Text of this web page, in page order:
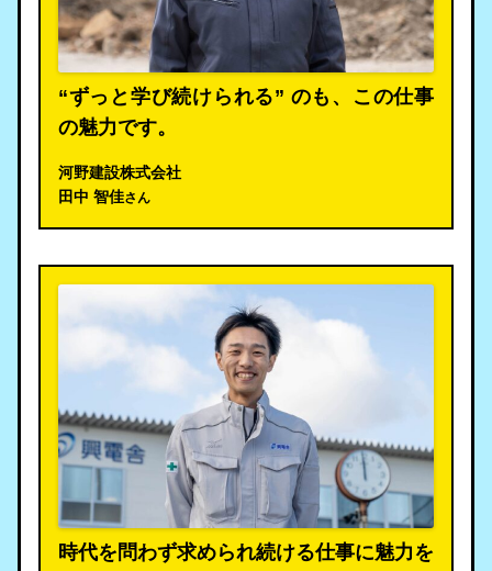
“ずっと学び続けられる” のも、この仕事
の魅力です。
河野建設株式会社
田中 智佳さん
時代を問わず求められ続ける仕事に魅力を